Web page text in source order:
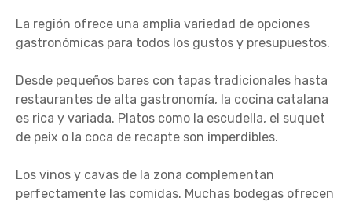
La región ofrece una amplia variedad de opciones
gastronómicas para todos los gustos y presupuestos.
Desde pequeños bares con tapas tradicionales hasta
restaurantes de alta gastronomía, la cocina catalana
es rica y variada. Platos como la escudella, el suquet
de peix o la coca de recapte son imperdibles.
Los vinos y cavas de la zona complementan
perfectamente las comidas. Muchas bodegas ofrecen